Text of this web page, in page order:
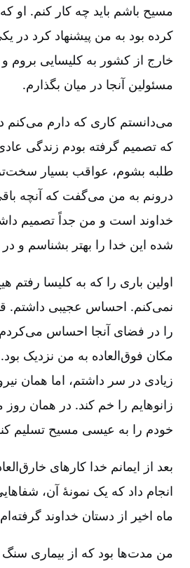
مسیح باشم باید چه کار کنم. او
کرده بود به من پیشنهاد کرد در
خارج از کشور به کلیسایی بروم
مسئولین آنجا در میان بگذارم.
می‌دانستم کاری که دارم می‌کنم
که تصمیم گرفته بودم زندگی
طلبه بشوم، عواقب بسیار
درونم به من می‌گفت که آنچه
خداوند است و من جداً تصمیم
شده این خدا را بهتر بشناسم و
اولین باری را که به کلیسا
نمی‌کنم. احساس عجیبی داشتم.
را در فضای آنجا احساس
مکان فوق‌العاده به من نزدیک بود.
زیادی در سر داشتم، اما همان
زانوهایم را خم کند. در همان
خودم را به عیسی مسیح تسلیم
بعد از ایمانم خدا کارهای
انجام داد که یک نمونۀ آن،
ماه اخیر از دستان خداوند
من مدت‌ها بود که از بیماری